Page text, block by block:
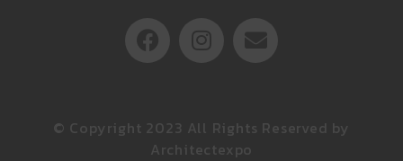
© Copyright 2023 All Rights Reserved by
Architectexpo